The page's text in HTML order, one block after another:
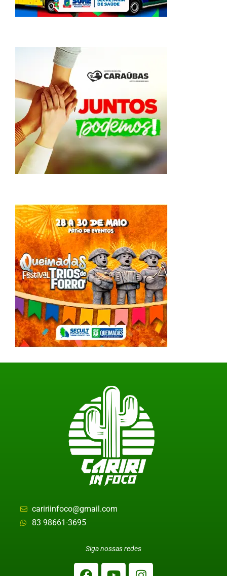
caririinfoco@gmail.com
83 98661-3695
Siga nossas redes